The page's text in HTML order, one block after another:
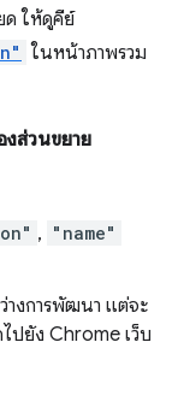
ด ให้ดูคีย์
ในหน้าภาพรวม
ส่วนขยาย
, "name"
างการพัฒนา แต่จะ
ปยัง Chrome เว็บ